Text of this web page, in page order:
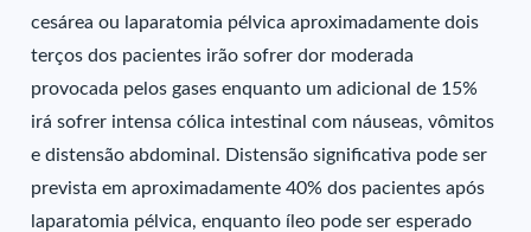
cesárea ou laparatomia pélvica aproximadamente dois
terços dos pacientes irão sofrer dor moderada
provocada pelos gases enquanto um adicional de 15%
irá sofrer intensa cólica intestinal com náuseas, vômitos
e distensão abdominal. Distensão significativa pode ser
prevista em aproximadamente 40% dos pacientes após
laparatomia pélvica, enquanto íleo pode ser esperado